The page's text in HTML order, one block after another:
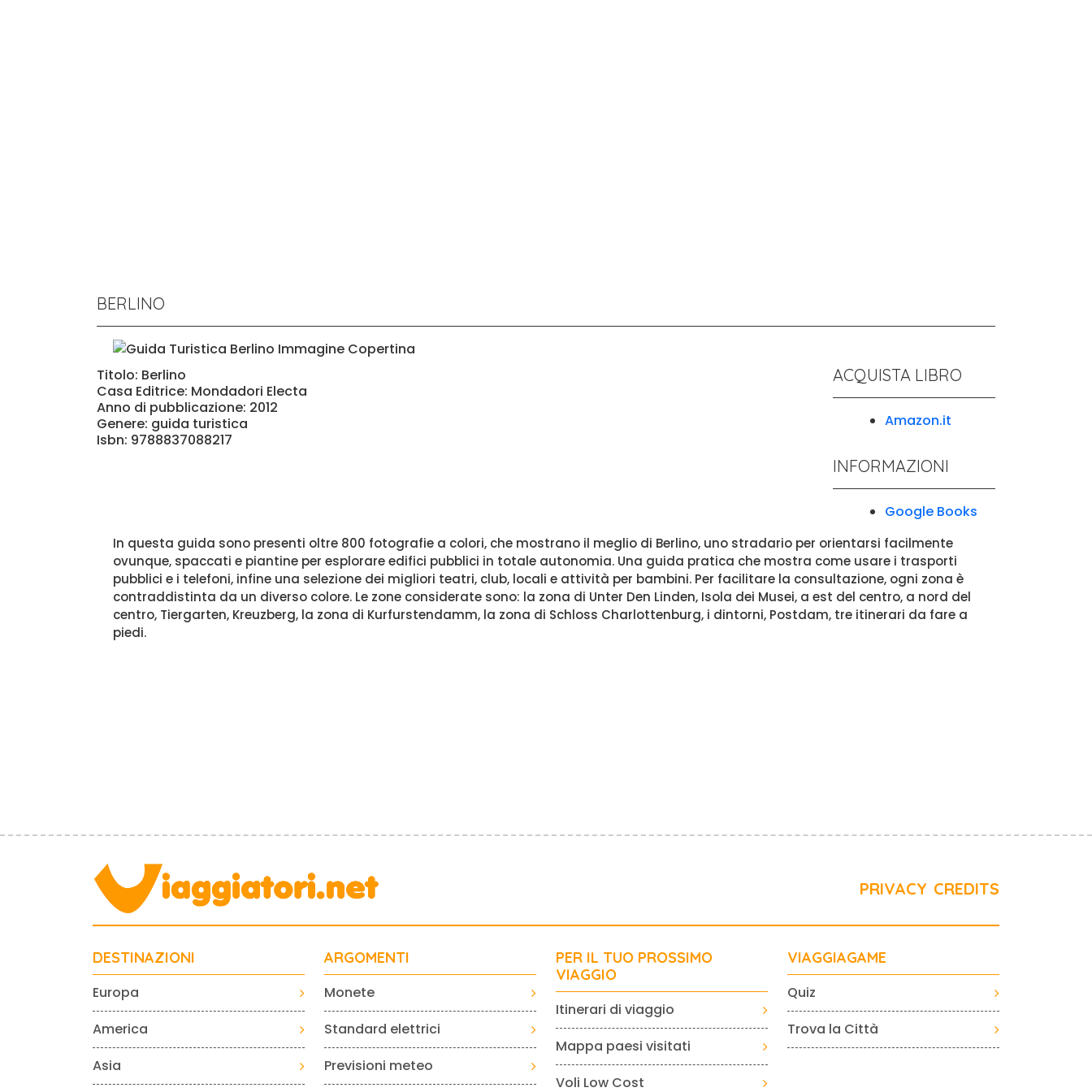
BERLINO
ACQUISTA LIBRO
Amazon.it
INFORMAZIONI
Google Books
Titolo: Berlino
Casa Editrice: Mondadori Electa
Anno di pubblicazione: 2012
Genere: guida turistica
Isbn: 9788837088217
In questa guida sono presenti oltre 800 fotografie a colori, che mostrano il meglio di Berlino, uno stradario per orientarsi facilmente
ovunque, spaccati e piantine per esplorare edifici pubblici in totale autonomia. Una guida pratica che mostra come usare i trasporti
pubblici e i telefoni, infine una selezione dei migliori teatri, club, locali e attività per bambini. Per facilitare la consultazione, ogni zona è
contraddistinta da un diverso colore. Le zone considerate sono: la zona di Unter Den Linden, Isola dei Musei, a est del centro, a nord del
centro, Tiergarten, Kreuzberg, la zona di Kurfurstendamm, la zona di Schloss Charlottenburg, i dintorni, Postdam, tre itinerari da fare a
piedi.
PRIVACY CREDITS
DESTINAZIONI
Europa
America
Asia
ARGOMENTI
Monete
Standard elettrici
Previsioni meteo
PER IL TUO PROSSIMO
VIAGGIO
Itinerari di viaggio
Mappa paesi visitati
Voli Low Cost
VIAGGIAGAME
Quiz
Trova la Città